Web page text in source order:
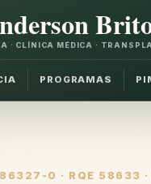
· CLÍNICA MÉDICA ·
PROGRAMAS
0 · RQE 58633 ·